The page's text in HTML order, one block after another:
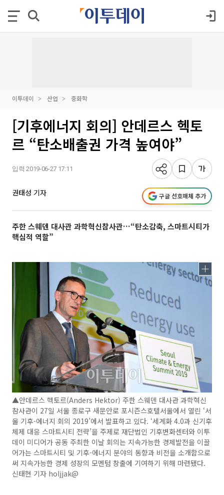
이투데이 산업 중화학
[기후에너지 회의] 안데르스 헥토
르 “탄소배출권 가격 높여야”
입력 2019-06-27 17:11
권태성 기자 구글 선호매체 추가
주한 스웨덴 대사관 과학혁신참사관…“탄소감축, 스마트시티가
핵심적 역할”
▲안데르스 헥토르(Anders Hektor) 주한 스웨덴 대사관 과학혁신
참사관이 27일 서울 종로구 새문안로 포시즌스호텔서울에서 열린 ‘서
울 기후-에너지 회의 2019’에서 발표하고 있다. ‘세계화 4.0과 신기후
체제 대응 스마트시티 전략’을 주제로 재단법인 기후변화센터와 이투
데이 미디어가 공동 주최한 이날 회의는 지속가능한 경제발전을 이끌
어가는 스마트시티 및 기후-에너지 분야의 동향과 비전을 소개함으로
써 지속가능한 경제 성장의 모멘텀 창출에 기여하기 위해 마련됐다.
신태현 기자 holjjak@